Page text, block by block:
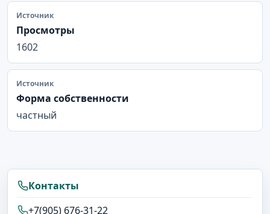
Источник
Просмотры
1602
Источник
Форма собственности
частный
Контакты
+7(905) 676-31-22